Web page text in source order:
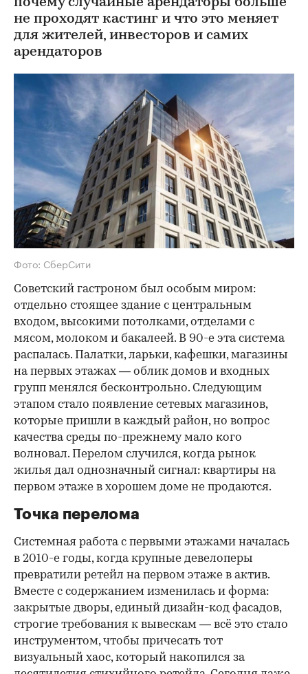
не проходят кастинг и что это меняет
для жителей, инвесторов и самих
арендаторов
Фото: СберСити
Советский гастроном был особым миром:
отдельно стоящее здание с центральным
входом, высокими потолками, отделами с
мясом, молоком и бакалеей. В 90-е эта система
распалась. Палатки, ларьки, кафешки, магазины
на первых этажах — облик домов и входных
групп менялся бесконтрольно. Следующим
этапом стало появление сетевых магазинов,
которые пришли в каждый район, но вопрос
качества среды по-прежнему мало кого
волновал. Перелом случился, когда рынок
жилья дал однозначный сигнал: квартиры на
первом этаже в хорошем доме не продаются.
Точка перелома
Системная работа с первыми этажами началась
в 2010-е годы, когда крупные девелоперы
превратили ретейл на первом этаже в актив.
Вместе с содержанием изменилась и форма:
закрытые дворы, единый дизайн-код фасадов,
строгие требования к вывескам — всё это стало
инструментом, чтобы причесать тот
визуальный хаос, который накопился за